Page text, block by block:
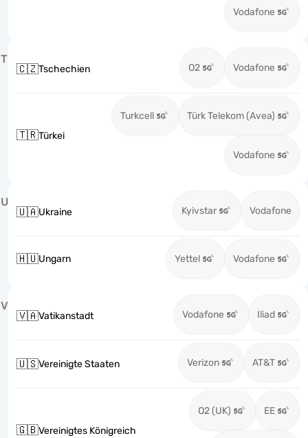
Vodafone
T
🇨🇿Tschechien O2 Vodafone
🇹🇷Türkei
Turkcell Türk Telekom (Avea)
Vodafone
U
🇺🇦Ukraine Kyivstar Vodafone
🇭🇺Ungarn Yettel Vodafone
V
🇻🇦Vatikanstadt Vodafone Iliad
🇺🇸Vereinigte Staaten Verizon AT&T
🇬🇧Vereinigtes Königreich
O2 (UK) EE